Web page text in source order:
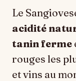
Le
acidité
tanin ferme
rouges les
et vins au